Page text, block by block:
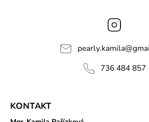
pearly.kamila@
736 484 857
KONTAKT